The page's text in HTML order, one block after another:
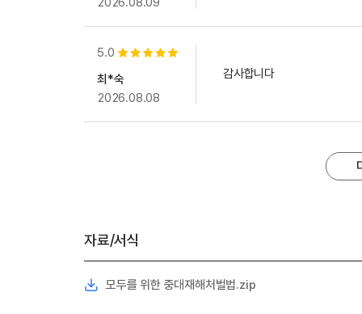
5.0 별점 5개
최*숙
2026.08.08
감사합니다
자료/서식
모두를 위한 중대재해처벌법.zip